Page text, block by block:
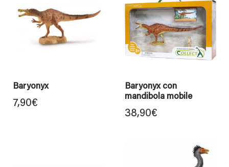
Baryonyx
7,90€
Baryonyx con
mandibola mobile
38,90€